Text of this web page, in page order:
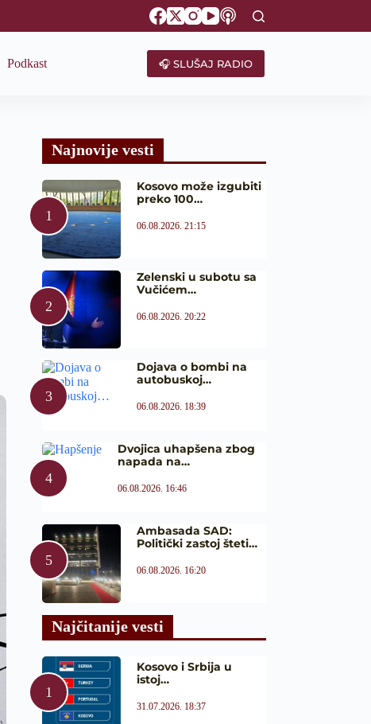
Podkast 🎧 SLUŠAJ RADIO
Najnovije vesti
Kosovo može izgubiti
preko 100…
06.08.2026. 21:15
Zelenski u subotu sa
Vučićem…
06.08.2026. 20:22
Dojava o bombi na
autobuskoj…
06.08.2026. 18:39
Dvojica uhapšena zbog
napada na…
06.08.2026. 16:46
Ambasada SAD:
Politički zastoj šteti…
06.08.2026. 16:20
Najčitanije vesti
Kosovo i Srbija u
istoj…
31.07.2026. 18:37